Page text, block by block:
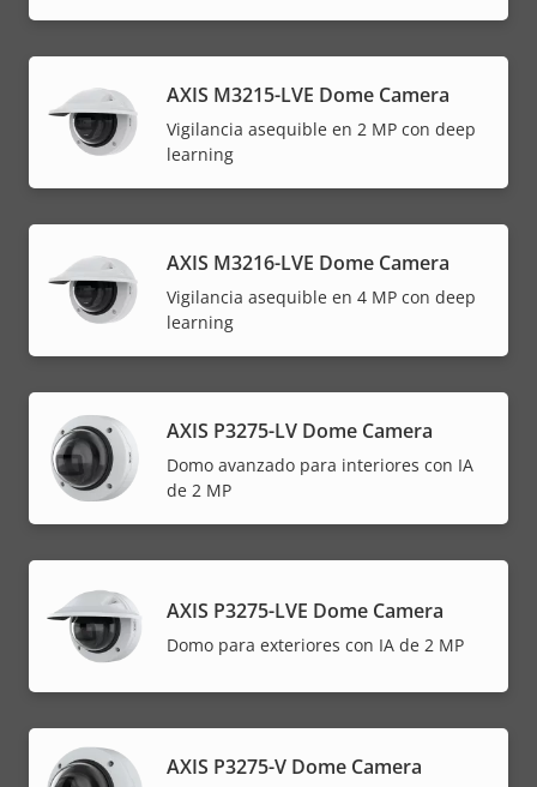
AXIS M3215-LVE Dome Camera
Vigilancia asequible en 2 MP con deep
learning
AXIS M3216-LVE Dome Camera
Vigilancia asequible en 4 MP con deep
learning
AXIS P3275-LV Dome Camera
Domo avanzado para interiores con IA
de 2 MP
AXIS P3275-LVE Dome Camera
Domo para exteriores con IA de 2 MP
AXIS P3275-V Dome Camera